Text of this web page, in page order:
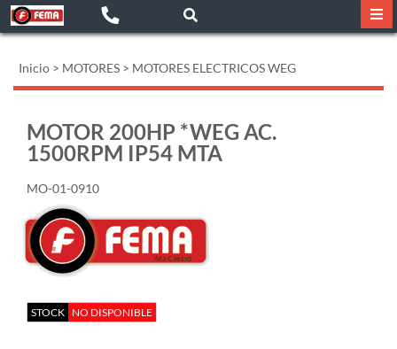
Inicio > MOTORES > MOTORES ELECTRICOS WEG
MOTOR 200HP *WEG AC.
1500RPM IP54 MTA
MO-01-0910
STOCK NO DISPONIBLE